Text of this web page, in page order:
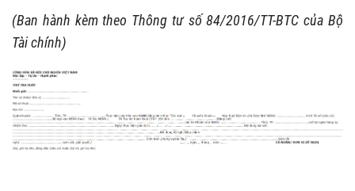
(Ban hành kèm theo Thông tư số 84/2016/TT-BTC của Bộ
Tài chính)